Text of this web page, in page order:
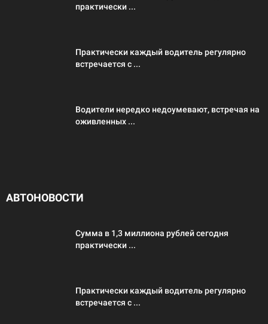
практически ...
Практически каждый водитель регулярно
встречается с ...
Водители нередко недоумевают, встречая на
оживленных ...
АВТОНОВОСТИ
Сумма в 1,3 миллиона рублей сегодня
практически ...
Практически каждый водитель регулярно
встречается с ...